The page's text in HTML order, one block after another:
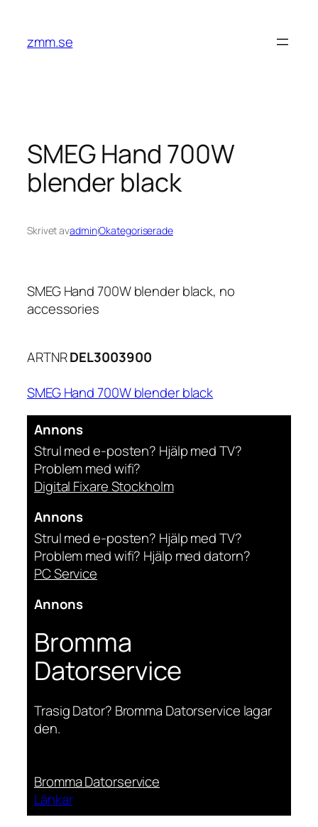
innehåll
zmm.se
SMEG Hand 700W
blender black
Skrivet avadminiOkategoriserade
SMEG Hand 700W blender black, no
accessories
ARTNRDEL3003900
SMEG Hand 700W blender black
Annons
Strul med e-posten? Hjälp med TV?
Problem med wifi?
Digital Fixare Stockholm
Annons
Strul med e-posten? Hjälp med TV?
Problem med wifi? Hjälp med datorn?
PC Service
Annons
Bromma
Datorservice
Trasig Dator? Bromma Datorservice lagar
den.
Bromma Datorservice
Länkar